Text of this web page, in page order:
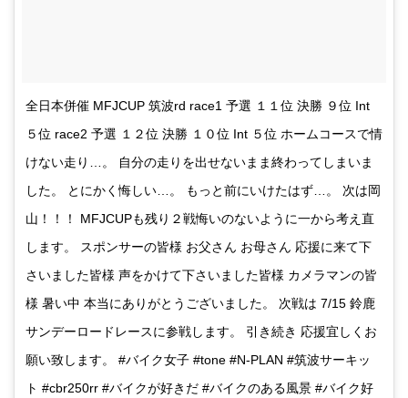
全日本併催 MFJCUP 筑波rd race1 予選 １１位 決勝 ９位 Int
５位 race2 予選 １２位 決勝 １０位 Int ５位 ホームコースで情
けない走り…。 自分の走りを出せないまま終わってしまいま
した。 とにかく悔しい…。 もっと前にいけたはず…。 次は岡
山！！！ MFJCUPも残り２戦悔いのないように一から考え直
します。 スポンサーの皆様 お父さん お母さん 応援に来て下
さいました皆様 声をかけて下さいました皆様 カメラマンの皆
様 暑い中 本当にありがとうございました。 次戦は 7/15 鈴鹿
サンデーロードレースに参戦します。 引き続き 応援宜しくお
願い致します。 #バイク女子 #tone #N-PLAN #筑波サーキッ
ト #cbr250rr #バイクが好きだ #バイクのある風景 #バイク好